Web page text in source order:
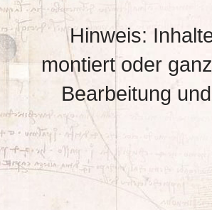
Hinweis:
montiert oder
Bearbeitung